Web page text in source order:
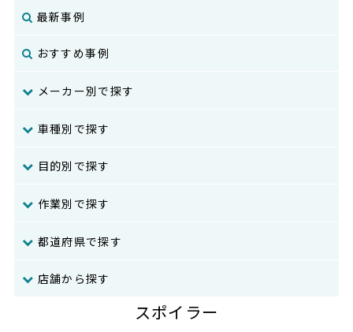
最新事例
おすすめ事例
メーカー別で探す
車種別で探す
目的別で探す
作業別で探す
都道府県で探す
店舗から探す
スポイラー